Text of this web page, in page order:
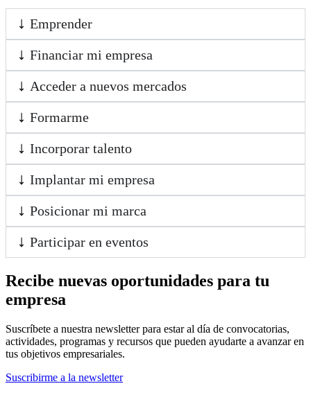
Emprender
Financiar mi empresa
Acceder a nuevos mercados
Formarme
Incorporar talento
Implantar mi empresa
Posicionar mi marca
Participar en eventos
Recibe nuevas oportunidades para tu
empresa
Suscríbete a nuestra newsletter para estar al día de convocatorias,
actividades, programas y recursos que pueden ayudarte a avanzar en
tus objetivos empresariales.
Suscribirme a la newsletter